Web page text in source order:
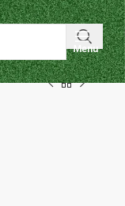
Menu